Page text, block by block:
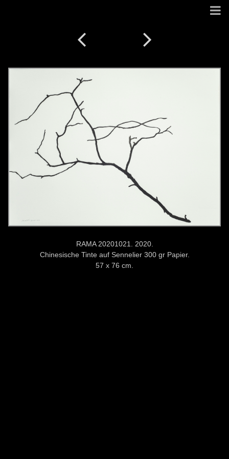
RAMA 20201021. 2020.
Chinesische Tinte auf Sennelier 300 gr Papier.
57 x 76 cm.